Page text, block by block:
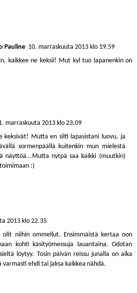
Pauline 10. marraskuuta 2013 klo 19.59
kaikkee ne keksii! Mut kyl tuo lapanenkin on
marraskuuta 2013 klo 23.09
keksivät! Mutta en silti lapasistani luovu, ja
sormenpäällä kuitenkin mun mielestä
näyttöä...Mutta nytpä saa kaikki (muutkin)
:)
2013 klo 22.35
olit niihin ommellut. Ensimmäistä kertaa oon
kohti käsityömessuja lauantaina. Odotan
löytyy. Tosin päivän reissu junalla on aika
varmasti ehdi tai jaksa kaikkea nähdä.